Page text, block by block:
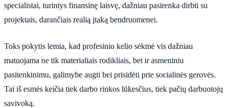
specialistai, turintys finansinę laisvę, dažniau pasirenka dirbti su
projektais, darančiais realią įtaką bendruomenei.
Toks pokytis lemia, kad profesinio kelio sėkmė vis dažniau
matuojama ne tik materialiais rodikliais, bet ir asmeniniu
pasitenkinimu, galimybe augti bei prisidėti prie socialinės gerovės.
Tai iš esmės keičia tiek darbo rinkos lūkesčius, tiek pačių darbuotojų
savivoką.